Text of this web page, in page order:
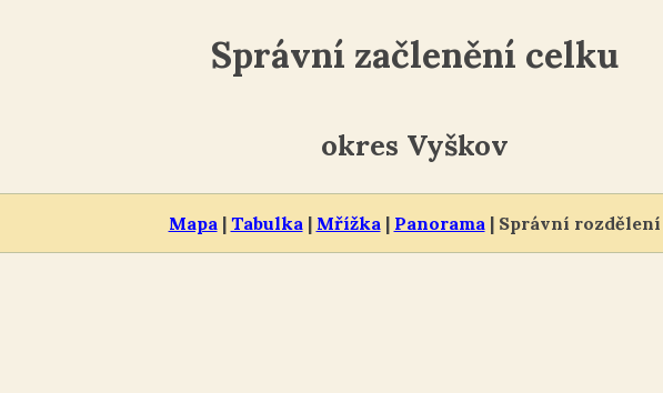
Správní začlenění celku
Mapa | Tabulka | Mřížka | Panorama | Správní rozdělení
okres Vyškov